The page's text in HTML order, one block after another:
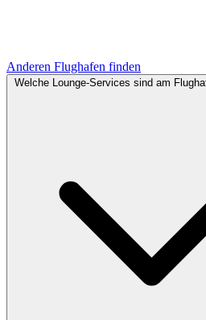
Anderen Flughafen finden
Welche Lounge-Services sind am